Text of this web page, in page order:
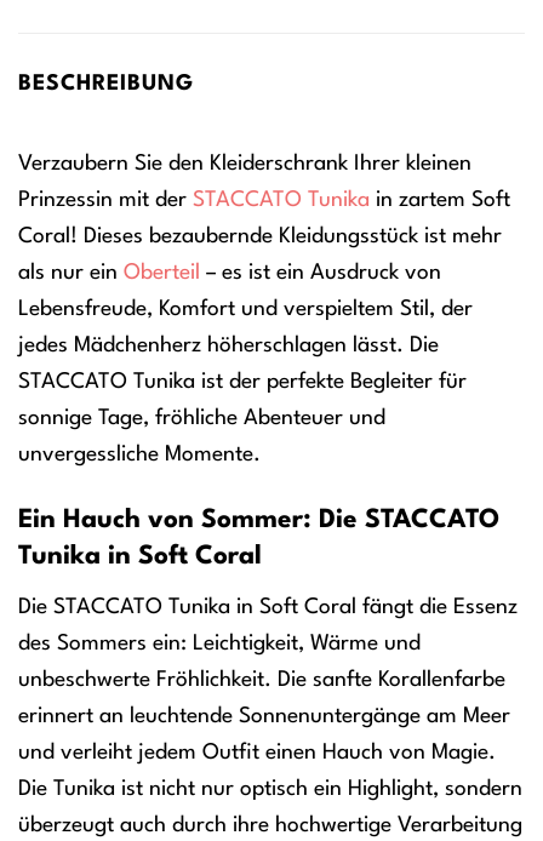
BESCHREIBUNG
Verzaubern Sie den Kleiderschrank Ihrer kleinen
Prinzessin mit der STACCATO Tunika in zartem Soft
Coral! Dieses bezaubernde Kleidungsstück ist mehr
als nur ein Oberteil – es ist ein Ausdruck von
Lebensfreude, Komfort und verspieltem Stil, der
jedes Mädchenherz höherschlagen lässt. Die
STACCATO Tunika ist der perfekte Begleiter für
sonnige Tage, fröhliche Abenteuer und
unvergessliche Momente.
Ein Hauch von Sommer: Die STACCATO
Tunika in Soft Coral
Die STACCATO Tunika in Soft Coral fängt die Essenz
des Sommers ein: Leichtigkeit, Wärme und
unbeschwerte Fröhlichkeit. Die sanfte Korallenfarbe
erinnert an leuchtende Sonnenuntergänge am Meer
und verleiht jedem Outfit einen Hauch von Magie.
Die Tunika ist nicht nur optisch ein Highlight, sondern
überzeugt auch durch ihre hochwertige Verarbeitung